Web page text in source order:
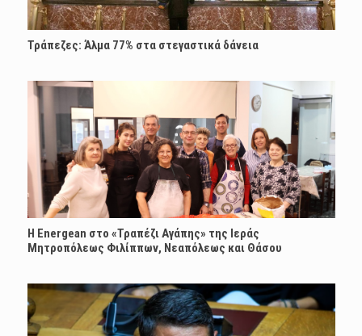
Τράπεζες: Άλμα 77% στα στεγαστικά δάνεια
H Energean στο «Τραπέζι Αγάπης» της Ιεράς
Μητροπόλεως Φιλίππων, Νεαπόλεως και Θάσου